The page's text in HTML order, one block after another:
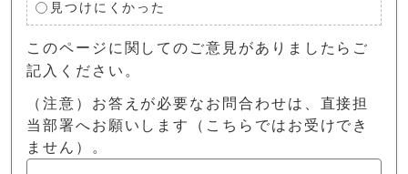
見つけにくかった
このページに関してのご意見がありましたらご
記入ください。
（注意）お答えが必要なお問合わせは、直接担
当部署へお願いします（こちらではお受けでき
ません）。